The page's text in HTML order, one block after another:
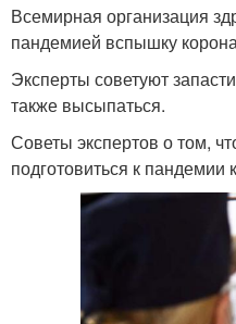
Всемирная организация
пандемией вспышку
Эксперты советуют
также высыпаться.
Советы экспертов о том,
подготовиться к пандемии